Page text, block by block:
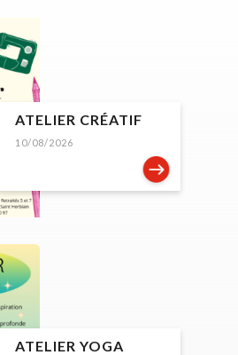
10/08/2026
ATELIER CRÉATIF
ATELIER YOGA